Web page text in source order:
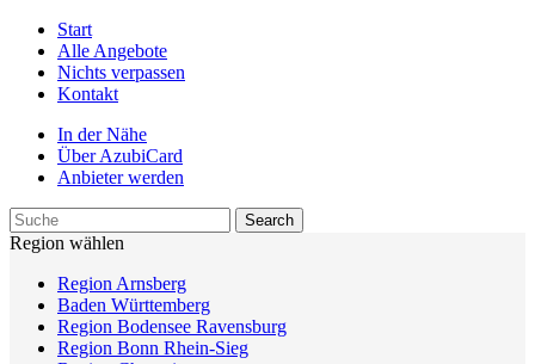
Start
Alle Angebote
Nichts verpassen
Kontakt
In der Nähe
Über AzubiCard
Anbieter werden
Region wählen
Region Arnsberg
Baden Württemberg
Region Bodensee Ravensburg
Region Bonn Rhein-Sieg